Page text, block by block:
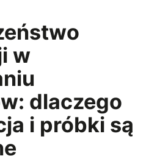
w
dlaczego
i próbki są